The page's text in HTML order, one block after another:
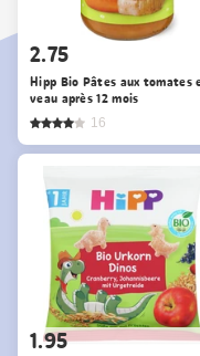
2.75
Hipp Bio Pâtes aux tomates
veau après 12 mois
16
1.95